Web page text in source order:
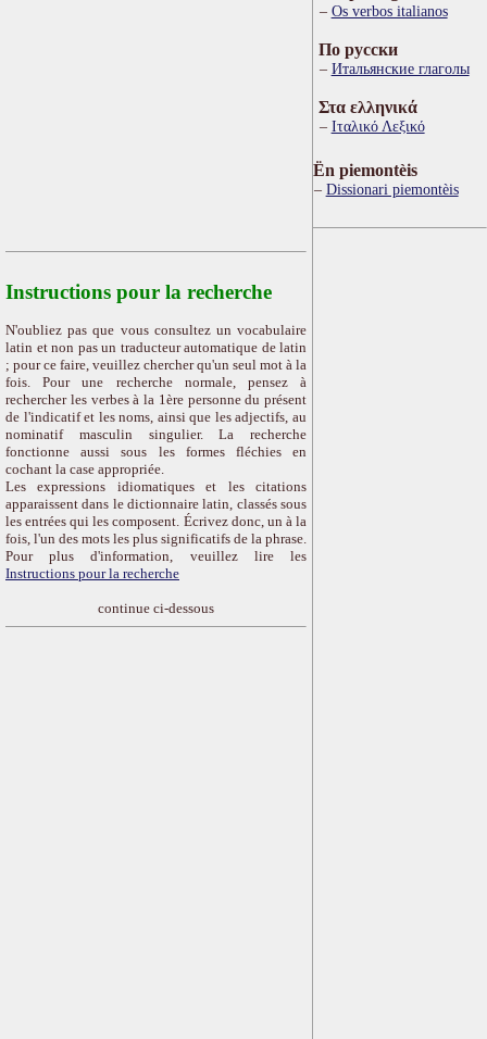
Instructions pour la recherche
N'oubliez pas que vous consultez un vocabulaire
latin et non pas un traducteur automatique de latin
; pour ce faire, veuillez chercher qu'un seul mot à la
fois. Pour une recherche normale, pensez à
rechercher les verbes à la 1ère personne du présent
de l'indicatif et les noms, ainsi que les adjectifs, au
nominatif masculin singulier. La recherche
fonctionne aussi sous les formes fléchies en
cochant la case appropriée.
Les expressions idiomatiques et les citations
apparaissent dans le dictionnaire latin, classés sous
les entrées qui les composent. Écrivez donc, un à la
fois, l'un des mots les plus significatifs de la phrase.
Pour plus d'information, veuillez lire les
Instructions pour la recherche
continue ci-dessous
Os verbos italianos
По русски
Итальянские глаголы
Στα ελληνικά
Ιταλικό Λεξικό
Ën piemontèis
Dissionari piemontèis